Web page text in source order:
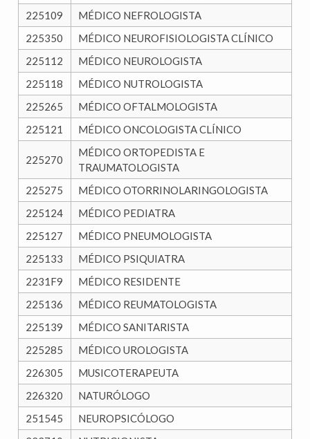
225109
MÉDICO NEFROLOGISTA
225350
MÉDICO NEUROFISIOLOGISTA CLÍNICO
225112
MÉDICO NEUROLOGISTA
225118
MÉDICO NUTROLOGISTA
225265
MÉDICO OFTALMOLOGISTA
225121
MÉDICO ONCOLOGISTA CLÍNICO
225270
MÉDICO ORTOPEDISTA E
TRAUMATOLOGISTA
225275
MÉDICO OTORRINOLARINGOLOGISTA
225124
MÉDICO PEDIATRA
225127
MÉDICO PNEUMOLOGISTA
225133
MÉDICO PSIQUIATRA
2231F9
MÉDICO RESIDENTE
225136
MÉDICO REUMATOLOGISTA
225139
MÉDICO SANITARISTA
225285
MÉDICO UROLOGISTA
226305
MUSICOTERAPEUTA
226320
NATURÓLOGO
251545
NEUROPSICÓLOGO